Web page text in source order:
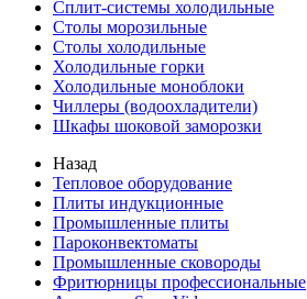
Сплит-системы холодильные
Столы морозильные
Столы холодильные
Холодильные горки
Холодильные моноблоки
Чиллеры (водоохладители)
Шкафы шоковой заморозки
Назад
Тепловое оборудование
Плиты индукционные
Промышленные плиты
Пароконвектоматы
Промышленные сковороды
Фритюрницы профессиональные